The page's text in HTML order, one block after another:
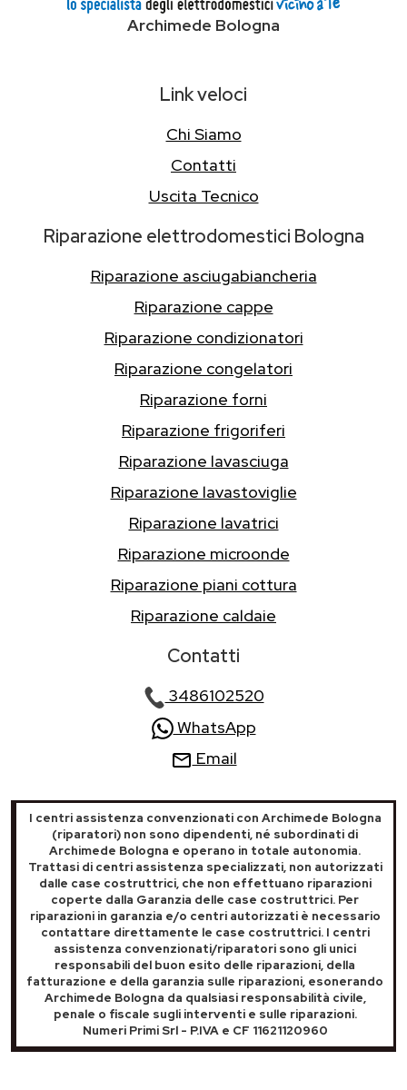
Archimede Bologna
Link veloci
Chi Siamo
Contatti
Uscita Tecnico
Riparazione elettrodomestici Bologna
Riparazione asciugabiancheria
Riparazione cappe
Riparazione condizionatori
Riparazione congelatori
Riparazione forni
Riparazione frigoriferi
Riparazione lavasciuga
Riparazione lavastoviglie
Riparazione lavatrici
Riparazione microonde
Riparazione piani cottura
Riparazione caldaie
Contatti
3486102520
WhatsApp
Email
I centri assistenza convenzionati con Archimede Bologna
(riparatori) non sono dipendenti, né subordinati di
Archimede Bologna e operano in totale autonomia.
Trattasi di centri assistenza specializzati, non autorizzati
dalle case costruttrici, che non effettuano riparazioni
coperte dalla Garanzia delle case costruttrici. Per
riparazioni in garanzia e/o centri autorizzati è necessario
contattare direttamente le case costruttrici. I centri
assistenza convenzionati/riparatori sono gli unici
responsabili del buon esito delle riparazioni, della
fatturazione e della garanzia sulle riparazioni, esonerando
Archimede Bologna da qualsiasi responsabilità civile,
penale o fiscale sugli interventi e sulle riparazioni.
Numeri Primi Srl - P.IVA e CF 11621120960